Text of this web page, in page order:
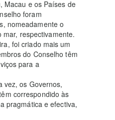
Macau e os Países de
foram
nomeadamente o
respectivamente.
foi criado mais um
do Conselho têm
para a
vez, os Governos,
correspondido às
pragmática e efectiva,